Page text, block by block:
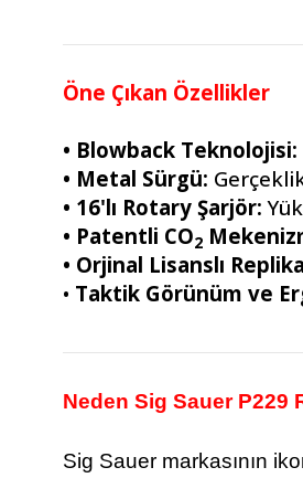
Öne Çıkan Özellikler
• Blowback Teknolojisi:
• Metal Sürgü:
• 16'lı Rotary Şarjör:
• Patentli CO2
• Orjinal Lisanslı
• Taktik Görünüm ve
Neden Sig Sauer P229
Sig Sauer markasının